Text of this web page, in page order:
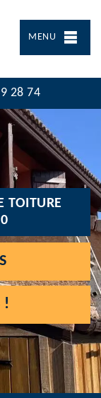
MENU
28 74
TOITURE
!